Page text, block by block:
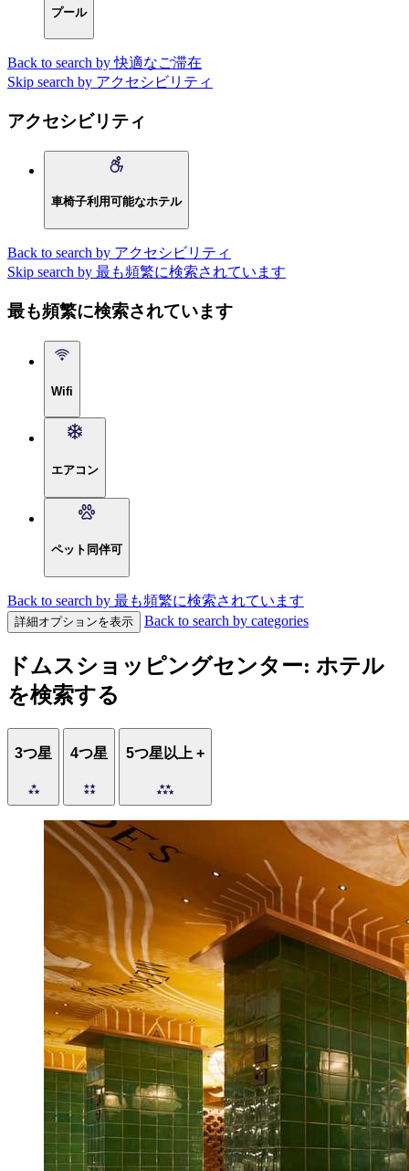
プール
Back to search by 快適なご滞在
Skip search by アクセシビリティ
アクセシビリティ
車椅子利用可能なホテル
Back to search by アクセシビリティ
Skip search by 最も頻繁に検索されています
最も頻繁に検索されています
Wifi
エアコン
ペット同伴可
Back to search by 最も頻繁に検索されています
詳細オプションを表示 Back to search by categories
ドムスショッピングセンター: ホテル
を検索する
3つ星 4つ星 5つ星以上 +